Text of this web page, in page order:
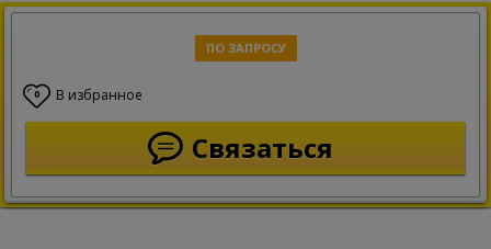
ПО ЗАПРОСУ
0 В избранное
Связаться